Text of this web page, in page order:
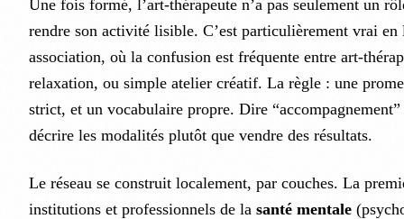
Une fois formé, l’art-thérapeute n’a pas seulement un
rendre son activité lisible. C’est particulièrement vrai en
association, où la confusion est fréquente entre art-
relaxation, ou simple atelier créatif. La règle : une
strict, et un vocabulaire propre. Dire
décrire les modalités plutôt que vendre des résultats.
Le réseau se construit localement, par couches. La
institutions et professionnels de la santé mentale